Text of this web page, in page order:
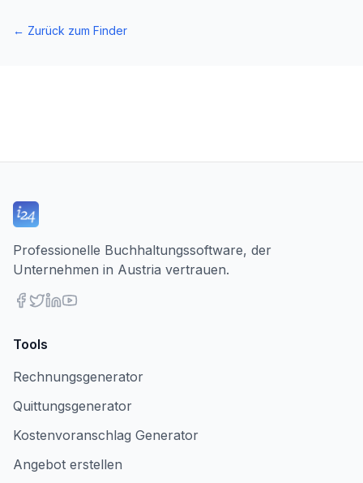
← Zurück zum Finder
Professionelle Buchhaltungssoftware, der
Unternehmen in Austria vertrauen.
Tools
Rechnungsgenerator
Quittungsgenerator
Kostenvoranschlag Generator
Angebot erstellen